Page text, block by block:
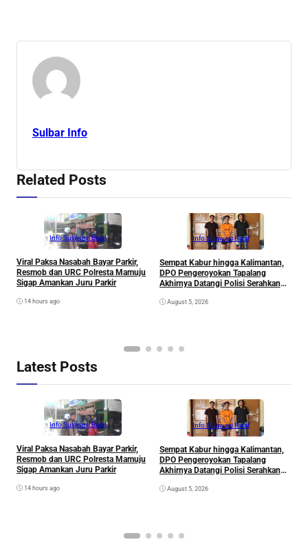
Sulbar Info
Related Posts
Info Sulawesi Barat
Viral Paksa Nasabah Bayar Parkir,
Resmob dan URC Polresta Mamuju
Sigap Amankan Juru Parkir
14 hours ago
Info Sulawesi Barat
Sempat Kabur hingga Kalimantan,
DPO Pengeroyokan Tapalang
Akhirnya Datangi Polisi Serahkan
August 5, 2026
Latest Posts
Info Sulawesi Barat
Viral Paksa Nasabah Bayar Parkir,
Resmob dan URC Polresta Mamuju
Sigap Amankan Juru Parkir
14 hours ago
Info Sulawesi Barat
Sempat Kabur hingga Kalimantan,
DPO Pengeroyokan Tapalang
Akhirnya Datangi Polisi Serahkan
August 5, 2026